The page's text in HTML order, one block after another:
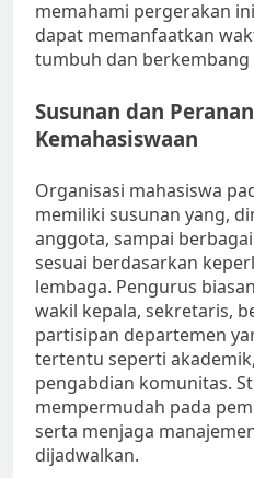
memahami pergerakan
dapat memanfaatkan
tumbuh dan berkembang
Susunan dan
Kemahasiswaan
Organisasi mahasiswa
memiliki susunan yang,
anggota, sampai
sesuai berdasarkan
lembaga. Pengurus
wakil kepala, sekretaris,
partisipan departemen
tertentu seperti
pengabdian komunitas.
mempermudah pada
serta menjaga
dijadwalkan.